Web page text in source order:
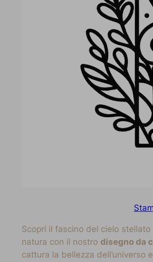
Scopri il fascino del cielo stellato
natura con il nostro disegno da
cattura la bellezza dell’universo